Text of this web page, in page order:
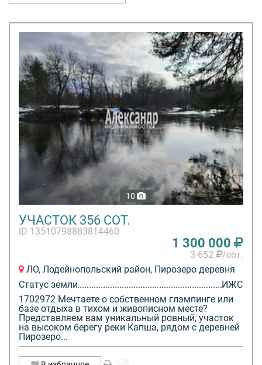
10
УЧАСТОК 356 СОТ.
ID 13510798883814460
1 300 000
3 652
/сот.
ЛО, Лодейнопольский район, Пирозеро деревня
Статус земли
ИЖС
1702972 Мечтаете о собственном глэмпинге или
базе отдыха в тихом и живописном месте?
Представляем вам уникальный ровный, участок
на высоком берегу реки Капша, рядом с деревней
Пирозеро...